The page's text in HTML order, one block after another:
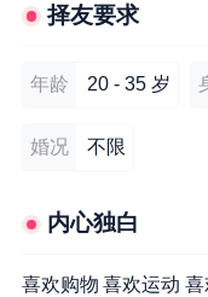
择友要求
年龄 20 - 35 岁
婚况 不限
内心独白
喜欢购物 喜欢运动